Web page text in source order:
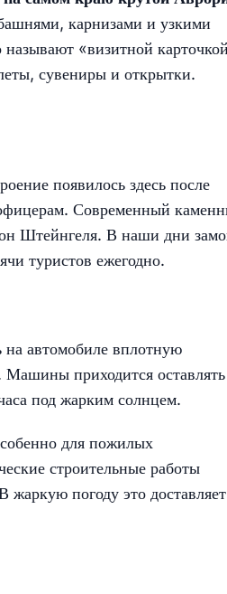
карнизами и узкими
«визитной
сувениры и открытки.
появилось здесь после
Современный
Штейнгеля. В наши дни
туристов ежегодно.
на автомобиле вплотную
приходится оставлять
под жарким солнцем.
для пожилых
строительные работы
погоду это доставляет